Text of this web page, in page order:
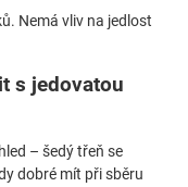
Nemá vliv na jedlost
s jedovatou
– šedý třeň se
dobré mít při sběru